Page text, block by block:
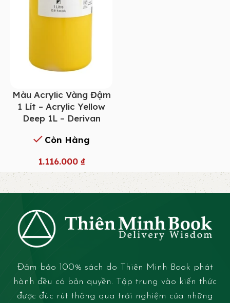
Màu Acrylic Vàng Đậm
1 Lít – Acrylic Yellow
Deep 1L – Derivan
Còn Hàng
1.116.000 ₫
Đảm bảo 100% sách do Thiên Minh Book phát
hành đều có bản quyền. Tập trung vào kiến thức
được đúc rút thông qua trải nghiệm của những